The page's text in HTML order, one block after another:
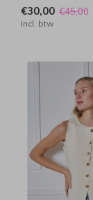
€30,00 €45,00
Incl. btw